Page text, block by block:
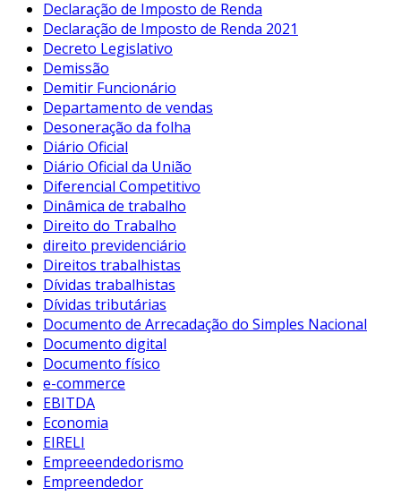
Declaração de Imposto de Renda
Declaração de Imposto de Renda 2021
Decreto Legislativo
Demissão
Demitir Funcionário
Departamento de vendas
Desoneração da folha
Diário Oficial
Diário Oficial da União
Diferencial Competitivo
Dinâmica de trabalho
Direito do Trabalho
direito previdenciário
Direitos trabalhistas
Dívidas trabalhistas
Dívidas tributárias
Documento de Arrecadação do Simples Nacional
Documento digital
Documento físico
e-commerce
EBITDA
Economia
EIRELI
Empreeendedorismo
Empreendedor